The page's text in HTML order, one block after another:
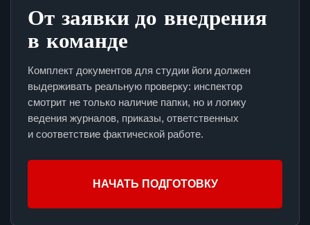
От заявки до внедрения
в команде
Комплект документов для студии йоги должен
выдерживать реальную проверку: инспектор
смотрит не только наличие папки, но и логику
ведения журналов, приказы, ответственных
и соответствие фактической работе.
НАЧАТЬ ПОДГОТОВКУ